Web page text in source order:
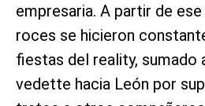
empresaria. A partir de
roces se hicieron
fiestas del reality, sumado
vedette hacia León por